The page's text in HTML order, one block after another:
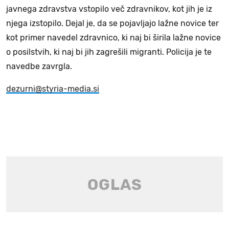
javnega zdravstva vstopilo več zdravnikov, kot jih je iz
njega izstopilo. Dejal je, da se pojavljajo lažne novice ter
kot primer navedel zdravnico, ki naj bi širila lažne novice
o posilstvih, ki naj bi jih zagrešili migranti. Policija je te
navedbe zavrgla.
dezurni@styria-media.si